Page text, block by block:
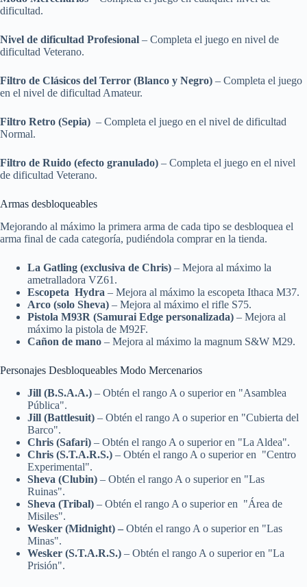
dificultad.
Nivel de dificultad Profesional – Completa el juego en nivel de
dificultad Veterano.
Filtro de Clásicos del Terror (Blanco y Negro) – Completa el juego
en el nivel de dificultad Amateur.
Filtro Retro (Sepia) – Completa el juego en el nivel de dificultad
Normal.
Filtro de Ruido (efecto granulado) – Completa el juego en el nivel
de dificultad Veterano.
Armas desbloqueables
Mejorando al máximo la primera arma de cada tipo se desbloquea el
arma final de cada categoría, pudiéndola comprar en la tienda.
La Gatling (exclusiva de Chris) – Mejora al máximo la
ametralladora VZ61.
Escopeta Hydra – Mejora al máximo la escopeta Ithaca M37.
Arco (solo Sheva) – Mejora al máximo el rifle S75.
Pistola M93R (Samurai Edge personalizada) – Mejora al
máximo la pistola de M92F.
Cañon de mano – Mejora al máximo la magnum S&W M29.
Personajes Desbloqueables Modo Mercenarios
Jill (B.S.A.A.) – Obtén el rango A o superior en "Asamblea
Pública".
Jill (Battlesuit) – Obtén el rango A o superior en "Cubierta del
Barco".
Chris (Safari) – Obtén el rango A o superior en "La Aldea".
Chris (S.T.A.R.S.) – Obtén el rango A o superior en "Centro
Experimental".
Sheva (Clubin) – Obtén el rango A o superior en "Las
Ruinas".
Sheva (Tribal) – Obtén el rango A o superior en "Área de
Misiles".
Wesker (Midnight) – Obtén el rango A o superior en "Las
Minas".
Wesker (S.T.A.R.S.) – Obtén el rango A o superior en "La
Prisión".